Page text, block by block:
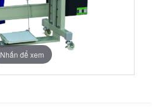
Nhấn để xem